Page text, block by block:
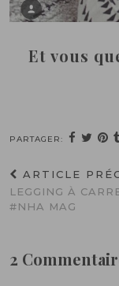
Et vous
PARTAGER:
ARTICLE
LEGGING À
#NHA MAG
2